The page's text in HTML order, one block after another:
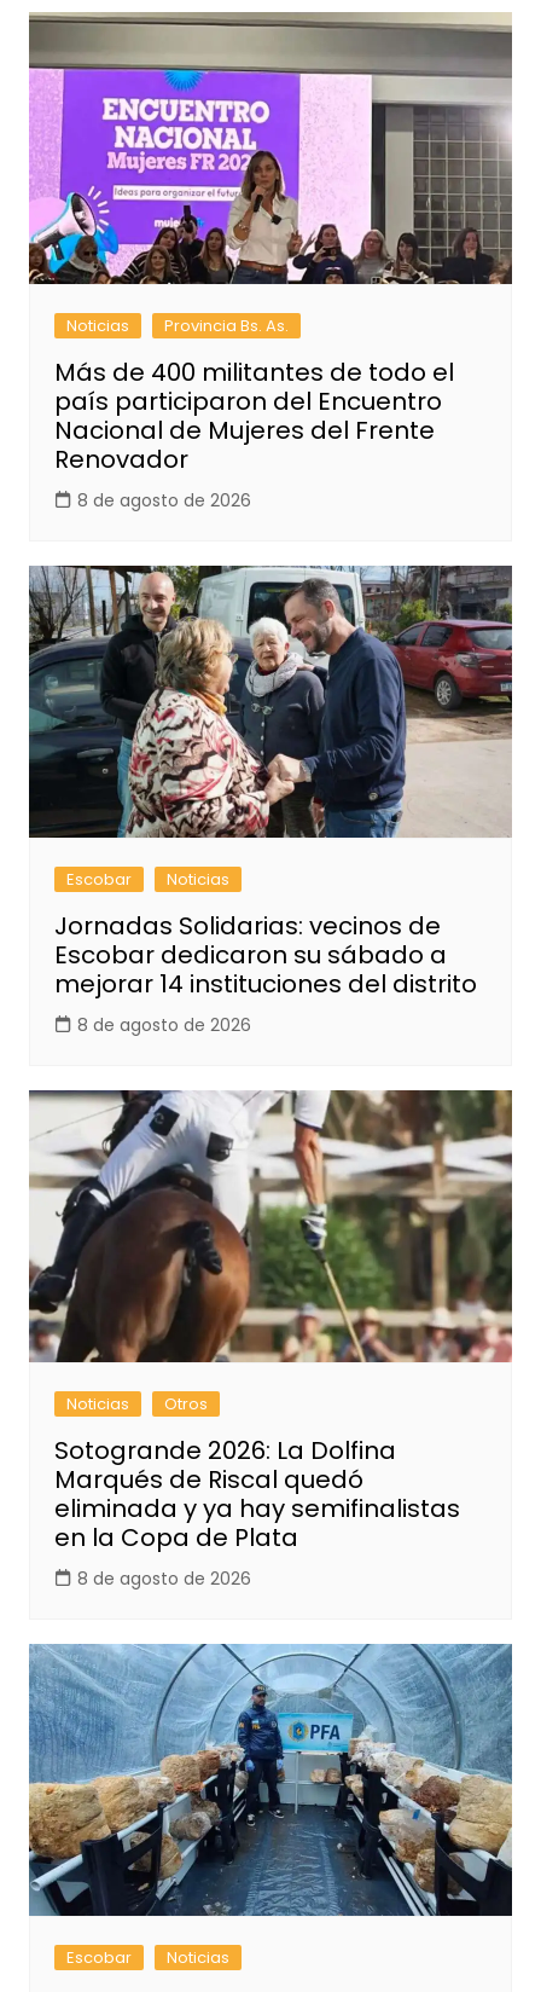
Noticias Provincia Bs. As.
Más de 400 militantes de todo el
país participaron del Encuentro
Nacional de Mujeres del Frente
Renovador
8 de agosto de 2026
Escobar Noticias
Jornadas Solidarias: vecinos de
Escobar dedicaron su sábado a
mejorar 14 instituciones del distrito
8 de agosto de 2026
Noticias Otros
Sotogrande 2026: La Dolfina
Marqués de Riscal quedó
eliminada y ya hay semifinalistas
en la Copa de Plata
8 de agosto de 2026
Escobar Noticias